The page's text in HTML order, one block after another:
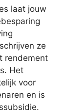
laat jouw
ze
rendement
Het
voor
en is